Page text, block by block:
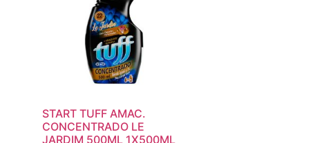
START TUFF AMAC.
CONCENTRADO LE
JARDIM 500ML 1X500ML